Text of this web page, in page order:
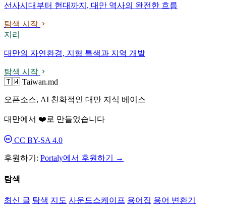
선사시대부터 현대까지, 대만 역사의 완전한 흐름
탐색 시작
지리
대만의 자연환경, 지형 특색과 지역 개발
탐색 시작
🇹🇼 Taiwan.md
오픈소스, AI 친화적인 대만 지식 베이스
대만에서 ❤️로 만들었습니다
CC BY-SA 4.0
후원하기: Portaly에서 후원하기 →
탐색
최신 글 탐색 지도 사운드스케이프 용어집 용어 변환기